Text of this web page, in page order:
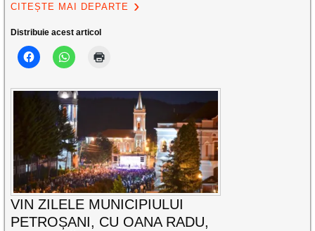
CITEȘTE MAI DEPARTE
Distribuie acest articol
VIN ZILELE MUNICIPIULUI
PETROȘANI, CU OANA RADU,